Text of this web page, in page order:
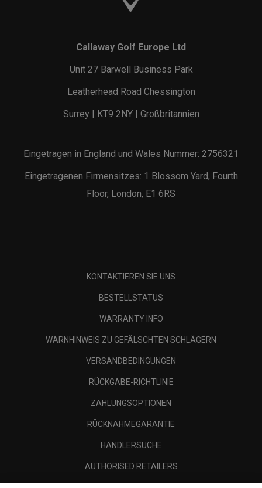
Callaway Golf Europe Ltd
Unit 27 Barwell Business Park
Leatherhead Road Chessington
Surrey | KT9 2NY | Großbritannien
Eingetragen in England und Wales Nummer: 2756321
Eingetragenen Firmensitzes: 1 Blossom Yard, Fourth
Floor, London, E1 6RS
KONTAKTIEREN SIE UNS
BESTELLSTATUS
WARRANTY INFO
WARNHINWEIS ZU GEFÄLSCHTEN SCHLÄGERN
VERSANDBEDINGUNGEN
RÜCKGABE-RICHTLINIE
ZAHLUNGSOPTIONEN
RÜCKNAHMEGARANTIE
HÄNDLERSUCHE
AUTHORISED RETAILERS